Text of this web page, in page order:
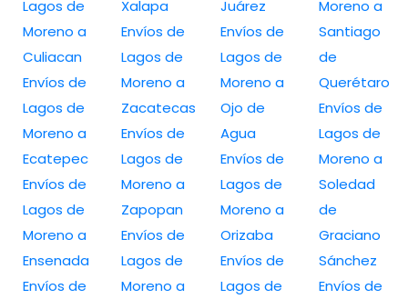
Lagos de
Moreno a
Culiacan
Envíos de
Lagos de
Moreno a
Ecatepec
Envíos de
Lagos de
Moreno a
Ensenada
Envíos de
Xalapa
Envíos de
Lagos de
Moreno a
Zacatecas
Envíos de
Lagos de
Moreno a
Zapopan
Envíos de
Lagos de
Moreno a
Juárez
Envíos de
Lagos de
Moreno a
Ojo de
Agua
Envíos de
Lagos de
Moreno a
Orizaba
Envíos de
Lagos de
Moreno a
Santiago
de
Querétaro
Envíos de
Lagos de
Moreno a
Soledad
de
Graciano
Sánchez
Envíos de